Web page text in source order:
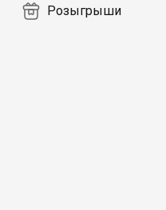
Розыгрыши